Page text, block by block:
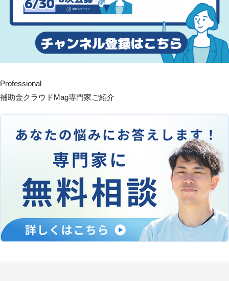
Professional
補助金クラウドMag専門家ご紹介